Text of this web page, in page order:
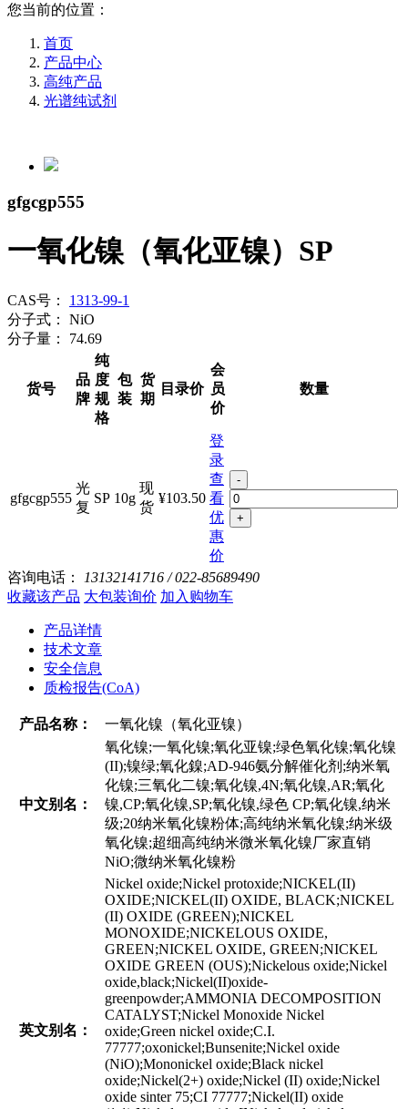
您当前的位置：
首页
产品中心
高纯产品
光谱纯试剂
gfgcgp555
一氧化镍（氧化亚镍）SP
CAS号：
1313-99-1
分子式：
NiO
分子量：
74.69
货号
品
牌
纯
度
规
格
包
装
货
期
目录价
会
员
价
数量
gfgcgp555
光
复
SP 10g
现
货
¥103.50
登
录
查
看
优
惠
价
-
+
咨询电话：
13132141716 / 022-85689490
收藏该产品 大包装询价 加入购物车
产品详情
技术文章
安全信息
质检报告(CoA)
产品名称： 一氧化镍（氧化亚镍）
中文别名：
氧化镍;一氧化镍;氧化亚镍;绿色氧化镍;氧化镍
(II);镍绿;氧化鎳;AD-946氨分解催化剂;纳米氧
化镍;三氧化二镍;氧化镍,4N;氧化镍,AR;氧化
镍,CP;氧化镍,SP;氧化镍,绿色 CP;氧化镍,纳米
级;20纳米氧化镍粉体;高纯纳米氧化镍;纳米级
氧化镍;超细高纯纳米微米氧化镍厂家直销
NiO;微纳米氧化镍粉
英文别名：
Nickel oxide;Nickel protoxide;NICKEL(II)
OXIDE;NICKEL(II) OXIDE, BLACK;NICKEL
(II) OXIDE (GREEN);NICKEL
MONOXIDE;NICKELOUS OXIDE,
GREEN;NICKEL OXIDE, GREEN;NICKEL
OXIDE GREEN (OUS);Nickelous oxide;Nickel
oxide,black;Nickel(II)oxide-
greenpowder;AMMONIA DECOMPOSITION
CATALYST;Nickel Monoxide Nickel
oxide;Green nickel oxide;C.I.
77777;oxonickel;Bunsenite;Nickel oxide
(NiO);Mononickel oxide;Black nickel
oxide;Nickel(2+) oxide;Nickel (II) oxide;Nickel
oxide sinter 75;CI 77777;Nickel(II) oxide